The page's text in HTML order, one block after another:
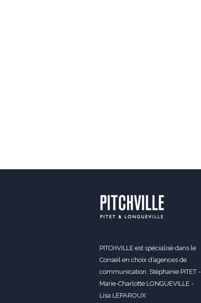
PITCHVILLE est spécialisé dans le
Conseil en choix d’agences de
communication. Stéphanie PITET -
Marie-Charlotte LONGUEVILLE -
Lisa LEPAROUX